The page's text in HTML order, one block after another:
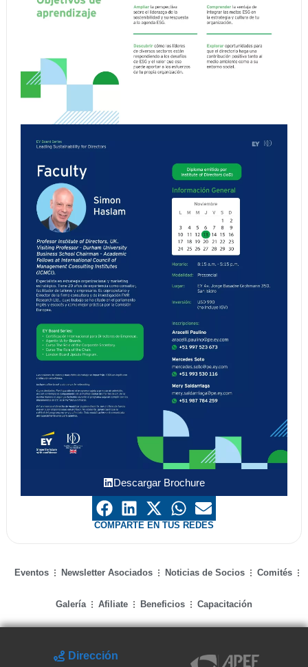
Descargar Brochure
COMPARTE EN TUS REDES
Eventos Newsletter Asociados Noticias de Socios Comités
Galería Afiliate Beneficios Capacitación
Dirección